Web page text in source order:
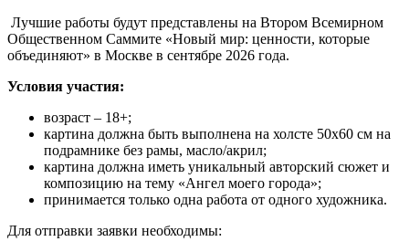
Лучшие работы будут представлены на Втором Всемирном
Общественном Саммите «Новый мир: ценности, которые
объединяют» в Москве в сентябре 2026 года.
Условия участия:
возраст – 18+;
картина должна быть выполнена на холсте 50х60 см на
подрамнике без рамы, масло/акрил;
картина должна иметь уникальный авторский сюжет и
композицию на тему «Ангел моего города»;
принимается только одна работа от одного художника.
Для отправки заявки необходимы: